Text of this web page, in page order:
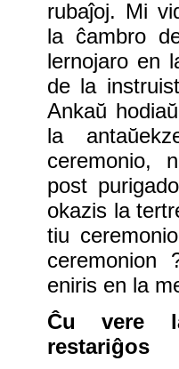
rubaĵoj. Mi
la ĉambro
lernojaro en
de la
Ankaŭ
la
ceremonio,
post
okazis la
tiu
ceremonion
eniris en la
Ĉu vere
restariĝos